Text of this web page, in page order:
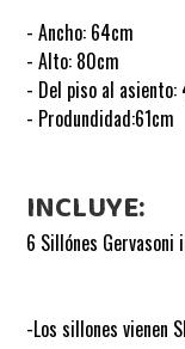
- Ancho: 64cm
- Alto: 80cm
- Del piso al asiento:
- Produndidad:61cm
INCLUYE:
6 Sillónes
-Los sillones vienen